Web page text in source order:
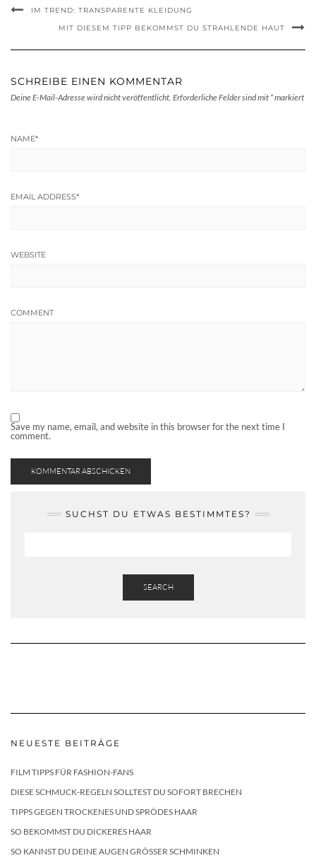
IM TREND: TRANSPARENTE KLEIDUNG
MIT DIESEM TIPP BEKOMMST DU STRAHLENDE HAUT
SCHREIBE EINEN KOMMENTAR
Deine E-Mail-Adresse wird nicht veröffentlicht. Erforderliche Felder sind mit *markiert
NAME*
EMAIL ADDRESS*
WEBSITE
COMMENT
Save my name, email, and website in this browser for the next time I
comment.
SUCHST DU ETWAS BESTIMMTES?
SEARCH
NEUESTE BEITRÄGE
FILM TIPPS FÜR FASHION-FANS
DIESE SCHMUCK-REGELN SOLLTEST DU SOFORT BRECHEN
TIPPS GEGEN TROCKENES UND SPRÖDES HAAR
SO BEKOMMST DU DICKERES HAAR
SO KANNST DU DEINE AUGEN GRÖSSER SCHMINKEN